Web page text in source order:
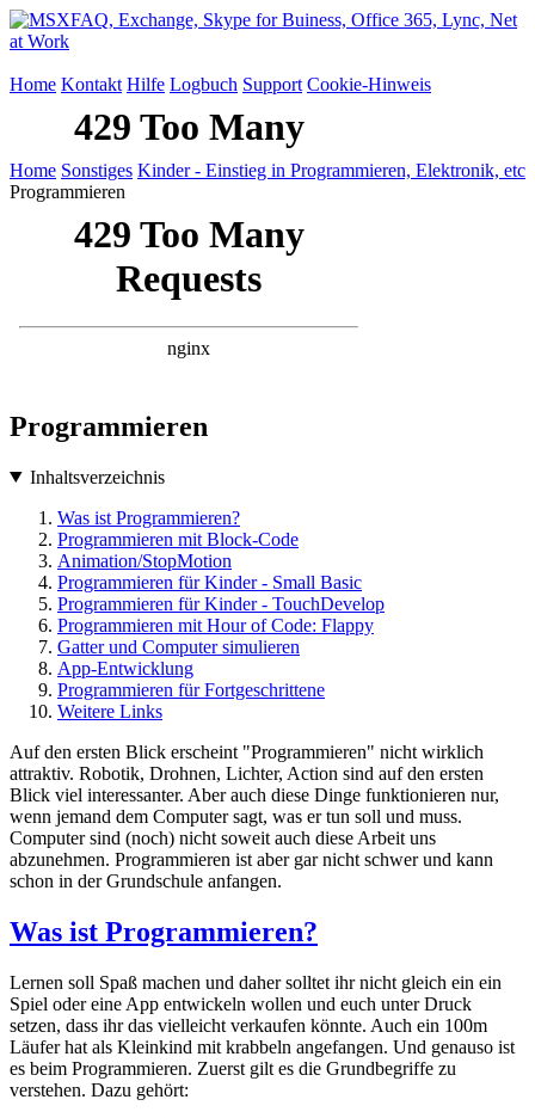
Home Kontakt Hilfe Logbuch Support Cookie-Hinweis
Home Sonstiges Kinder - Einstieg in Programmieren, Elektronik, etc
Programmieren
Programmieren
Inhaltsverzeichnis
Was ist Programmieren?
Programmieren mit Block-Code
Animation/StopMotion
Programmieren für Kinder - Small Basic
Programmieren für Kinder - TouchDevelop
Programmieren mit Hour of Code: Flappy
Gatter und Computer simulieren
App-Entwicklung
Programmieren für Fortgeschrittene
Weitere Links
Auf den ersten Blick erscheint "Programmieren" nicht wirklich
attraktiv. Robotik, Drohnen, Lichter, Action sind auf den ersten
Blick viel interessanter. Aber auch diese Dinge funktionieren nur,
wenn jemand dem Computer sagt, was er tun soll und muss.
Computer sind (noch) nicht soweit auch diese Arbeit uns
abzunehmen. Programmieren ist aber gar nicht schwer und kann
schon in der Grundschule anfangen.
Was ist Programmieren?
Lernen soll Spaß machen und daher solltet ihr nicht gleich ein ein
Spiel oder eine App entwickeln wollen und euch unter Druck
setzen, dass ihr das vielleicht verkaufen könnte. Auch ein 100m
Läufer hat als Kleinkind mit krabbeln angefangen. Und genauso ist
es beim Programmieren. Zuerst gilt es die Grundbegriffe zu
verstehen. Dazu gehört: